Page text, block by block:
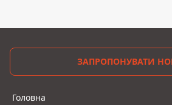
ЗАПРОПОНУВАТИ
Головна